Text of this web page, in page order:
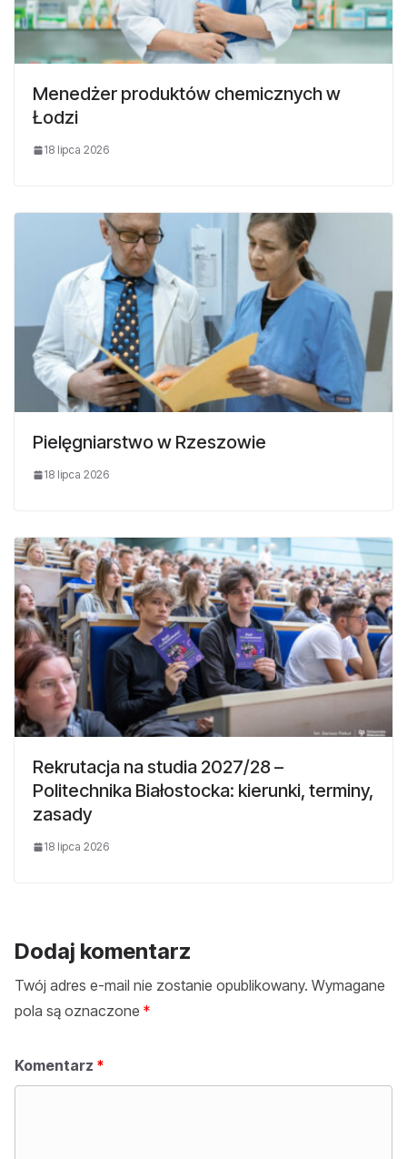
Menedżer produktów chemicznych w
Łodzi
18 lipca 2026
Pielęgniarstwo w Rzeszowie
18 lipca 2026
Rekrutacja na studia 2027/28 –
Politechnika Białostocka: kierunki, terminy,
zasady
18 lipca 2026
Dodaj komentarz
Twój adres e-mail nie zostanie opublikowany. Wymagane
pola są oznaczone *
Komentarz *